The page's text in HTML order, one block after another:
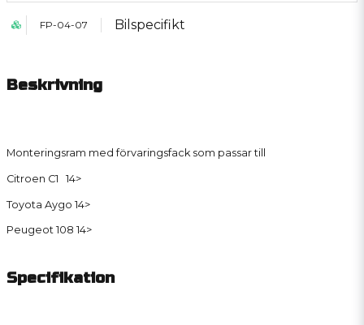
FP-04-07 Bilspecifikt
Beskrivning
Monteringsram med förvaringsfack som passar till
Citroen C1 14>
Toyota Aygo 14>
Peugeot 108 14>
Specifikation